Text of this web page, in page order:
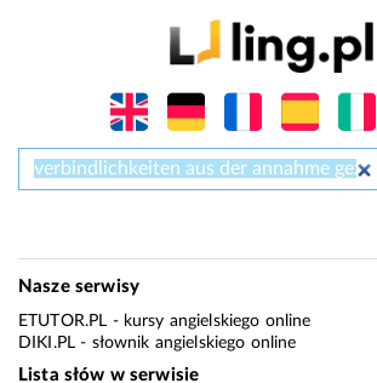
Nasze serwisy
ETUTOR.PL - kursy angielskiego online
DIKI.PL - słownik angielskiego online
Lista słów w serwisie